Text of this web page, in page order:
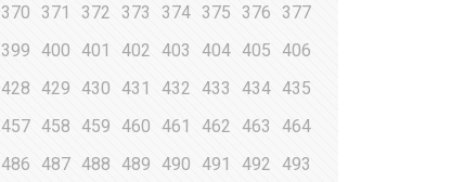
370 371 372 373 374 375 376
377
399 400 401 402 403 404 405
406
428 429 430 431 432 433 434 435
457 458 459 460 461 462 463
464
486 487 488 489 490 491 492
493